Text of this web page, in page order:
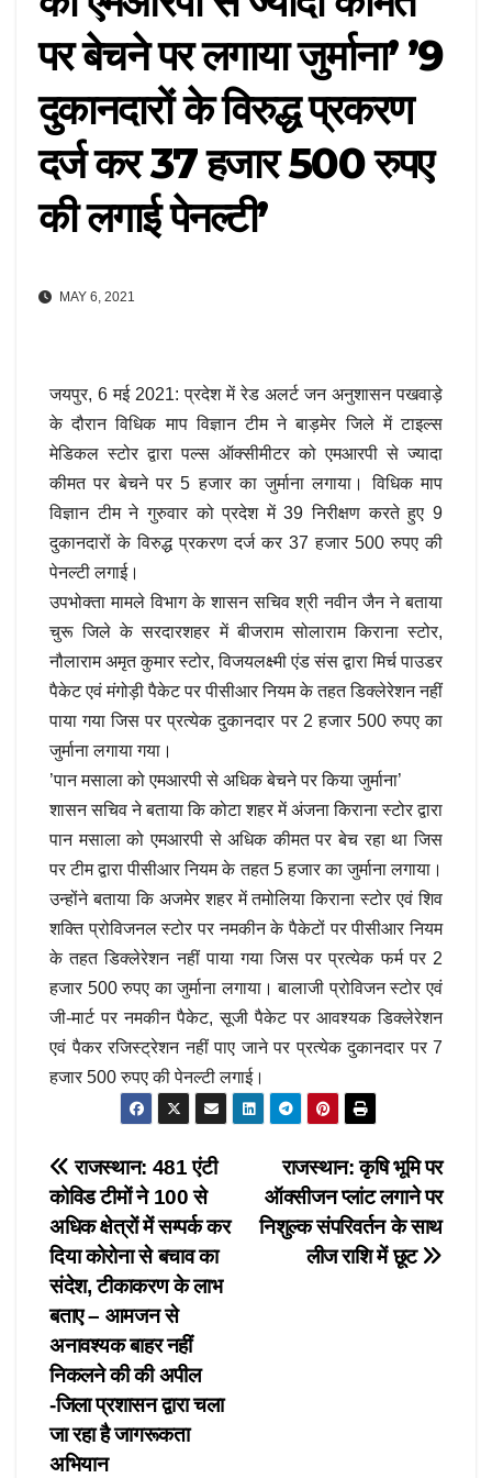
पर बेचने पर लगाया जुर्माना’ ’9
दुकानदारों के विरुद्ध प्रकरण
दर्ज कर 37 हजार 500 रुपए
की लगाई पेनल्टी’
MAY 6, 2021
जयपुर, 6 मई 2021: प्रदेश में रेड अलर्ट जन अनुशासन पखवाड़े
के दौरान विधिक माप विज्ञान टीम ने बाड़मेर जिले में टाइल्स
मेडिकल स्टोर द्वारा पल्स ऑक्सीमीटर को एमआरपी से ज्यादा
कीमत पर बेचने पर 5 हजार का जुर्माना लगाया। विधिक माप
विज्ञान टीम ने गुरुवार को प्रदेश में 39 निरीक्षण करते हुए 9
दुकानदारों के विरुद्ध प्रकरण दर्ज कर 37 हजार 500 रुपए की
पेनल्टी लगाई।
उपभोक्ता मामले विभाग के शासन सचिव श्री नवीन जैन ने बताया
चुरू जिले के सरदारशहर में बीजराम सोलाराम किराना स्टोर,
नौलाराम अमृत कुमार स्टोर, विजयलक्ष्मी एंड संस द्वारा मिर्च पाउडर
पैकेट एवं मंगोड़ी पैकेट पर पीसीआर नियम के तहत डिक्लेरेशन नहीं
पाया गया जिस पर प्रत्येक दुकानदार पर 2 हजार 500 रुपए का
जुर्माना लगाया गया।
’पान मसाला को एमआरपी से अधिक बेचने पर किया जुर्माना’
शासन सचिव ने बताया कि कोटा शहर में अंजना किराना स्टोर द्वारा
पान मसाला को एमआरपी से अधिक कीमत पर बेच रहा था जिस
पर टीम द्वारा पीसीआर नियम के तहत 5 हजार का जुर्माना लगाया।
उन्होंने बताया कि अजमेर शहर में तमोलिया किराना स्टोर एवं शिव
शक्ति प्रोविजनल स्टोर पर नमकीन के पैकेटों पर पीसीआर नियम
के तहत डिक्लेरेशन नहीं पाया गया जिस पर प्रत्येक फर्म पर 2
हजार 500 रुपए का जुर्माना लगाया। बालाजी प्रोविजन स्टोर एवं
जी-मार्ट पर नमकीन पैकेट, सूजी पैकेट पर आवश्यक डिक्लेरेशन
एवं पैकर रजिस्ट्रेशन नहीं पाए जाने पर प्रत्येक दुकानदार पर 7
हजार 500 रुपए की पेनल्टी लगाई।
Post
navigation
राजस्थान: कृषि भूमि पर
ऑक्सीजन प्लांट लगाने पर
निशुल्क संपरिवर्तन के साथ
लीज राशि में छूट
राजस्थान: 481 एंटी
कोविड टीमों ने 100 से
अधिक क्षेत्राें में सम्पर्क कर
दिया कोरोना से बचाव का
संदेश, टीकाकरण के लाभ
बताए – आमजन से
अनावश्यक बाहर नहीं
निकलने की की अपील
-जिला प्रशासन द्वारा चला
जा रहा है जागरूकता
अभियान